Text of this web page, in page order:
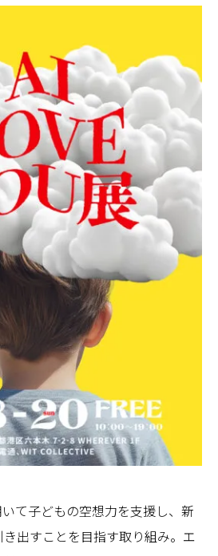
て子どもの空想力を支援し、新
出すことを目指す取り組み。エ